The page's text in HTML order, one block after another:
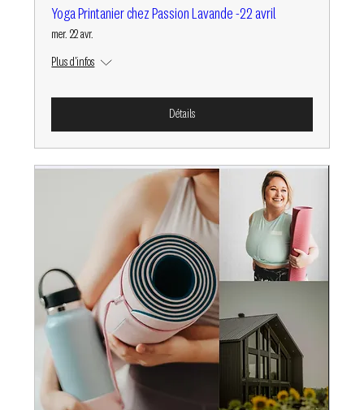
Yoga Printanier chez Passion Lavande -22 avril
mer. 22 avr.
Plus d'infos
Détails